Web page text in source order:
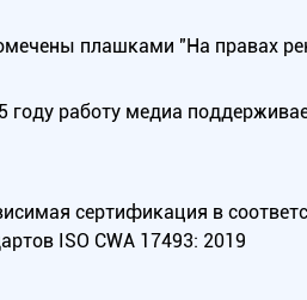
плашками "На правах
году работу медиа
сертификация в
ISO CWA 17493: 2019